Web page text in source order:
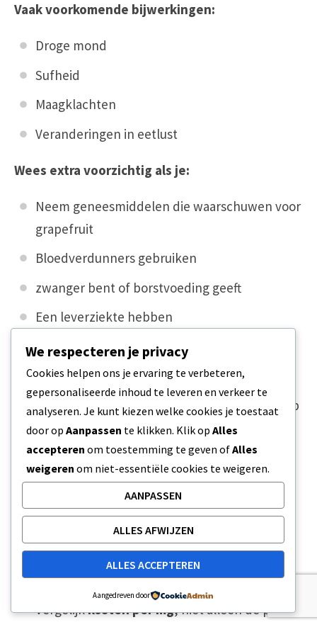
Vaak voorkomende bijwerkingen:
Droge mond
Sufheid
Maagklachten
Veranderingen in eetlust
Wees extra voorzichtig als je:
Neem geneesmiddelen die waarschuwen voor
grapefruit
Bloedverdunners gebruiken
zwanger bent of borstvoeding geeft
Een leverziekte hebben
jonger zijn dan 18
CBD kan invloed hebben op hoe sommige
medicijnen worden verwerkt. Als je medicijnen op
recept gebruikt, raadpleeg dan eerst een
apotheker of arts.
Snelle checklist voor je een
aankoop doet bij Boots
Controleer de flesgrootte
Vergelijkkosten per mg, niet alleen de prijs
We respecteren je privacy
Cookies helpen ons je ervaring te verbeteren,
gepersonaliseerde inhoud te leveren en verkeer te
analyseren. Je kunt kiezen welke cookies je toestaat
door op Aanpassen te klikken. Klik op Alles
accepteren om toestemming te geven ofAlles
weigeren om niet-essentiële cookies te weigeren.
AANPASSEN
ALLES AFWIJZEN
ALLES ACCEPTEREN
Aangedreven door